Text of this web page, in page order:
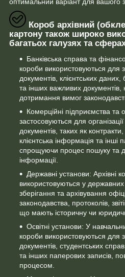
Короб архівний
картону також широко
багатьох галузях та
Банківська справа та
короби використовуються для
документів, клієнтських даних,
та інших важливих документів,
дотримання вимог
Комерційні підприємства та
застосовуються для
документів, таких як
клієнтська інформація та інші
спрощуючи процес пошуку та
інформації.
Державні установи: Архівні
використовуються у
зберігання та архівування
законодавства, протоколів,
що мають історичну чи
Освітні установи: У
короби використовуються для
документів, студентських
та інших паперових записів,
процесом.